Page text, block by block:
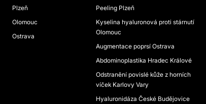
Plzeň
Olomouc
Ostrava
Peeling Plzeň
Kyselina hyaluronová proti stárnutí
Olomouc
Augmentace poprsí Ostrava
Abdominoplastika Hradec Králové
Odstranění povislé kůže z horních
víček Karlovy Vary
Hyaluronidáza České Budějovice